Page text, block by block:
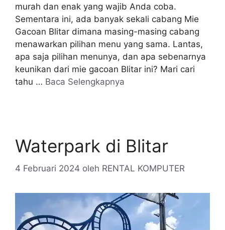
murah dan enak yang wajib Anda coba.
Sementara ini, ada banyak sekali cabang Mie
Gacoan Blitar dimana masing-masing cabang
menawarkan pilihan menu yang sama. Lantas,
apa saja pilihan menunya, dan apa sebenarnya
keunikan dari mie gacoan Blitar ini? Mari cari
tahu … Baca Selengkapnya
Waterpark di Blitar
4 Februari 2024 oleh RENTAL KOMPUTER